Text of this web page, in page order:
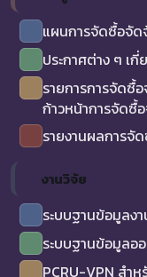
แผนการจัดซื้อจัด
ประกาศต่าง ๆ เ
รายการการจัดซื้
ก้าวหน้าการจัดซื้
รายงานผลการจั
งานวิจัย
ระบบฐานข้อมูลง
ระบบฐานข้อมูลอ
PCRU-VPN สำ